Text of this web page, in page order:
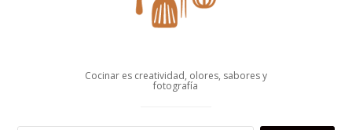
Cocinar es creatividad, olores, sabores y
fotografía